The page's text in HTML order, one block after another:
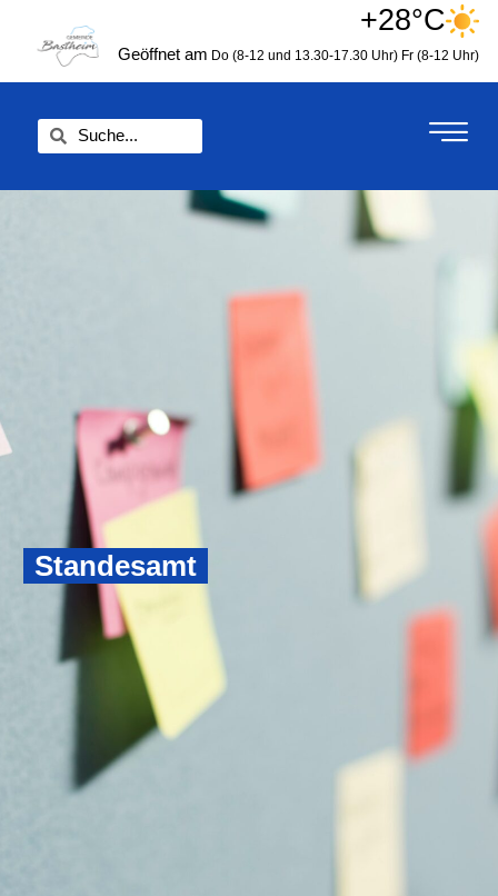
springen
+28°C
Geöffnet am Do (8-12 und 13.30-17.30 Uhr) Fr (8-12 Uhr)
Standesamt